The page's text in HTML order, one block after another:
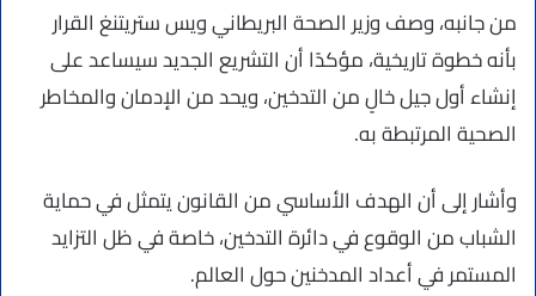
من جانبه، وصف وزير الصحة البريطاني ويس ستريتنغ القرار
بأنه خطوة تاريخية، مؤكدًا أن التشريع الجديد سيساعد على
إنشاء أول جيل خالٍ من التدخين، ويحد من الإدمان والمخاطر
الصحية المرتبطة به.
وأشار إلى أن الهدف الأساسي من القانون يتمثل في حماية
الشباب من الوقوع في دائرة التدخين، خاصة في ظل التزايد
المستمر في أعداد المدخنين حول العالم.